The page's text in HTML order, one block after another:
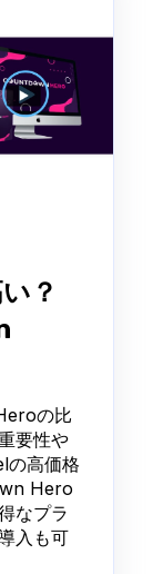
？
の比
要性や
の高価格
Hero
なプラ
入も可